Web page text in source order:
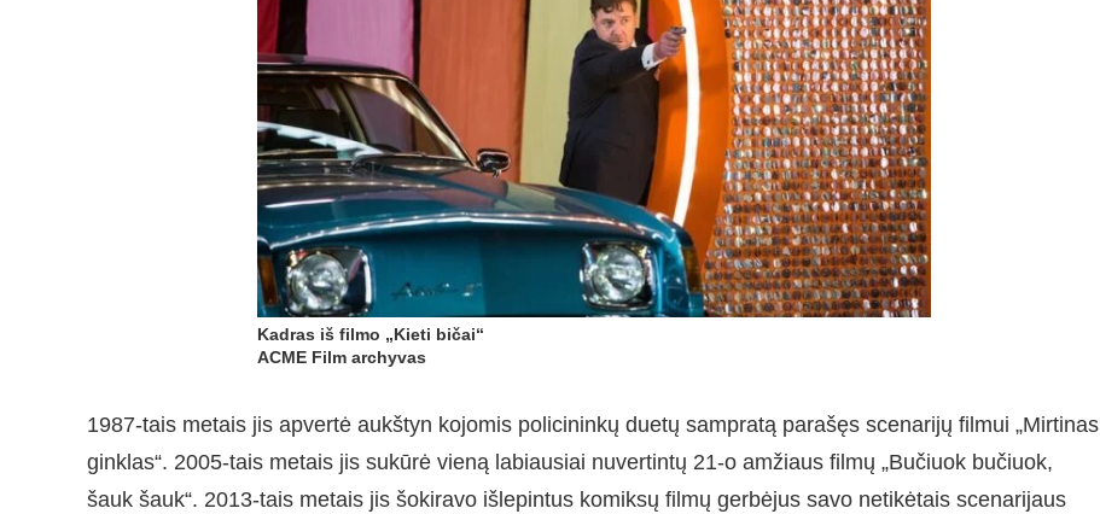
Kadras iš filmo „Kieti bičai“
ACME Film archyvas
1987-tais metais jis apvertė aukštyn kojomis policininkų duetų sampratą parašęs scenarijų filmui „Mirtinas
ginklas“. 2005-tais metais jis sukūrė vieną labiausiai nuvertintų 21-o amžiaus filmų „Bučiuok bučiuok,
šauk šauk“. 2013-tais metais jis šokiravo išlepintus komiksų filmų gerbėjus savo netikėtais scenarijaus